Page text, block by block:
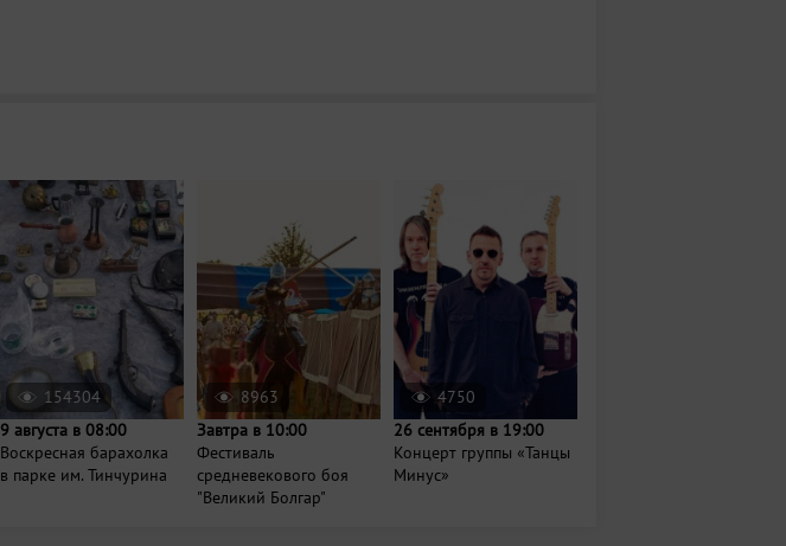
154304
9 августа в 08:00
Воскресная барахолка
в парке им. Тинчурина
8963
Завтра в 10:00
Фестиваль
средневекового боя
"Великий Болгар"
4750
26 сентября в 19:00
Концерт группы «Танцы
Минус»